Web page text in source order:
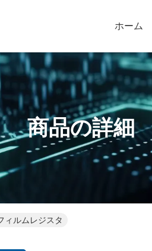
ホーム
商品の詳細
ィルムレジスタ